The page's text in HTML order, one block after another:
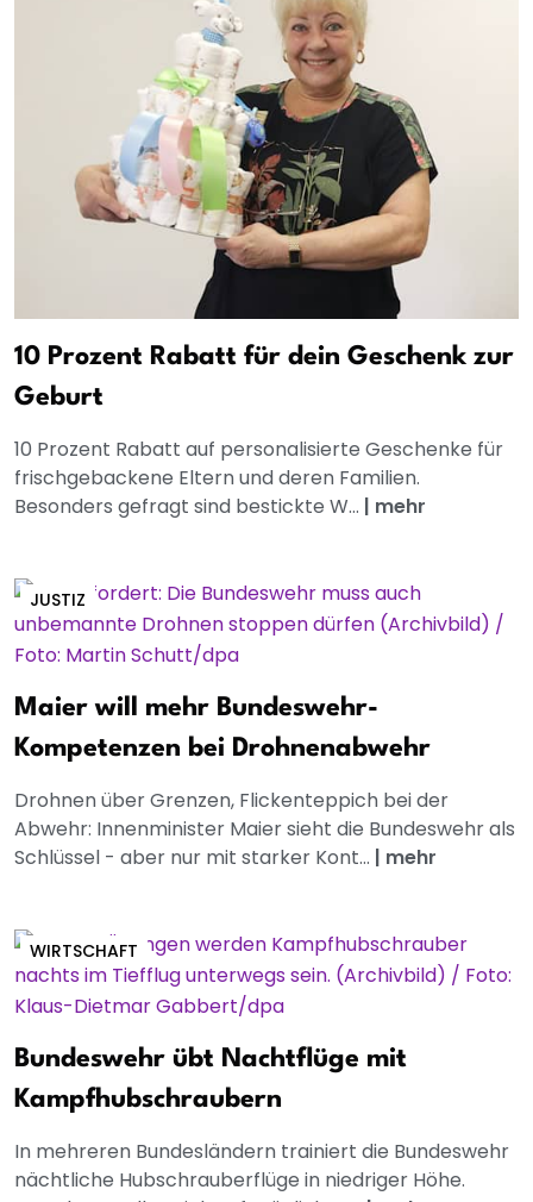
10 Prozent Rabatt für dein Geschenk zur
Geburt
10 Prozent Rabatt auf personalisierte Geschenke für
frischgebackene Eltern und deren Familien.
Besonders gefragt sind bestickte W... | mehr
JUSTIZ
Maier will mehr Bundeswehr-
Kompetenzen bei Drohnenabwehr
Drohnen über Grenzen, Flickenteppich bei der
Abwehr: Innenminister Maier sieht die Bundeswehr als
Schlüssel - aber nur mit starker Kont... | mehr
WIRTSCHAFT
Bundeswehr übt Nachtflüge mit
Kampfhubschraubern
In mehreren Bundesländern trainiert die Bundeswehr
nächtliche Hubschrauberflüge in niedriger Höhe.